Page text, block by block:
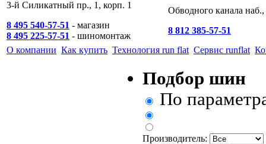
3-й Силикатный пр., 1, корп. 1
8 495 540-57-51 - магазин
8 495 225-57-51 - шиномонтаж
Обводного канала
8 812 385-57-51
О компании Как купить Технология run flat Сервис runflat
Подбор шин
По
Производитель: